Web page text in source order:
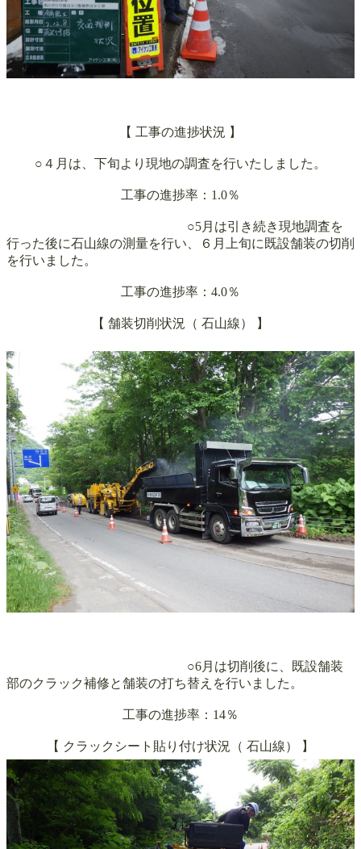
【 工事の進捗状況 】
○４月は、下旬より現地の調査を行いたしました。
工事の進捗率：1.0％
○5月は引き続き現地調査を
行った後に石山線の測量を行い、６月上旬に既設舗装の切削
を行いました。
工事の進捗率：4.0％
【 舗装切削状況（ 石山線） 】
○6月は切削後に、既設舗装
部のクラック補修と舗装の打ち替えを行いました。
工事の進捗率：14％
【 クラックシート貼り付け状況（ 石山線） 】